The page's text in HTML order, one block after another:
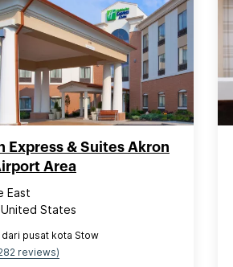
Express & Suites Akron
Area
East
States
dari pusat kota Stow
reviews)